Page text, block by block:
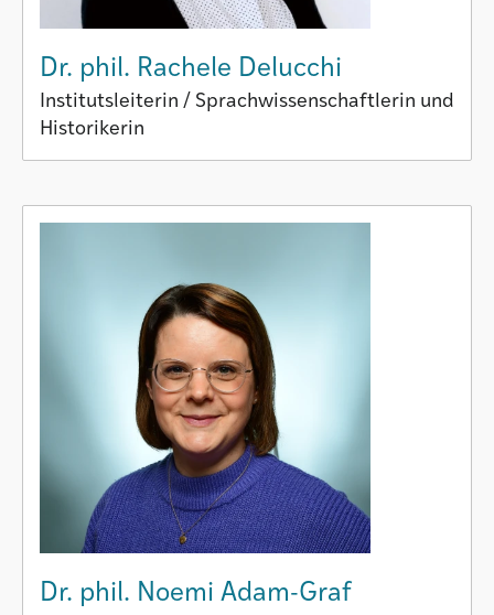
Dr. phil. Rachele Delucchi
Institutsleiterin / Sprachwissenschaftlerin und
Historikerin
Dr. phil. Noemi Adam-Graf